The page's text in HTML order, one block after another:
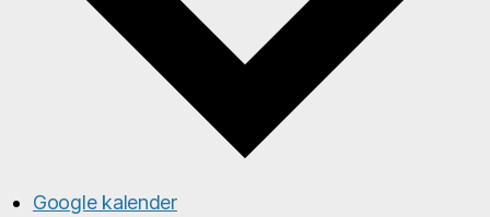
Google kalender